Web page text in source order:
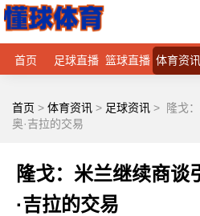
首页 足球直播 篮球直播 体育资讯
首页 > 体育资讯 > 足球资讯 >
隆戈
奥·吉拉的交易
隆戈：米兰继续商谈
·吉拉的交易